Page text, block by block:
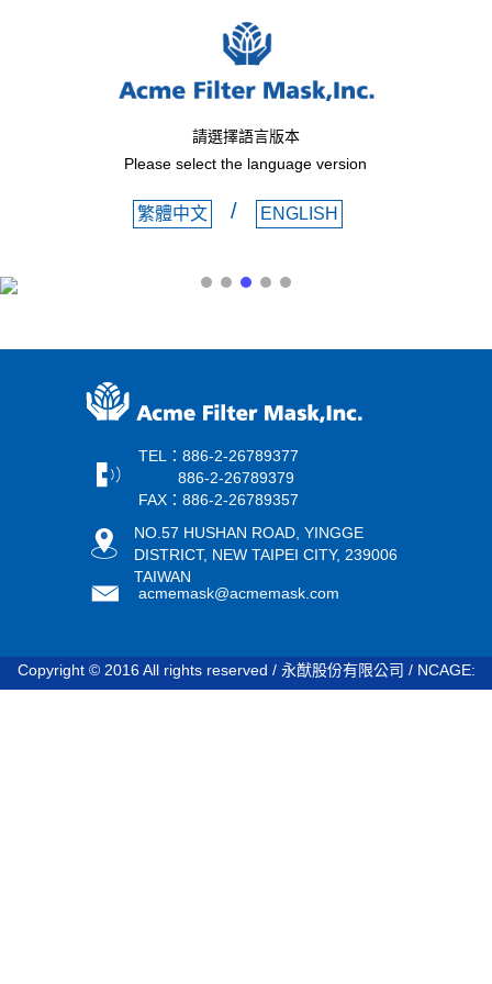
請選擇語言版本
Please select the language version
繁體中文 / ENGLISH
TEL：886-2-26789377
886-2-26789379
FAX：886-2-26789357
NO.57 HUSHAN ROAD, YINGGE
DISTRICT, NEW TAIPEI CITY, 239006
TAIWAN
acmemask@acmemask.com
Copyright © 2016 All rights reserved / 永猷股份有限公司 / NCAGE: